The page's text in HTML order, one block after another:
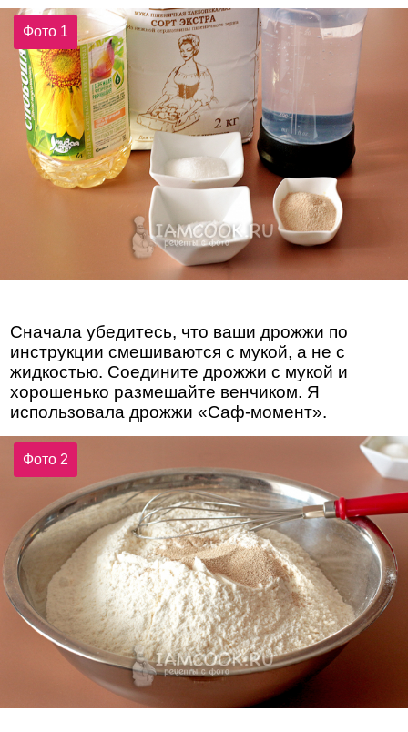
Фото 1
Сначала убедитесь, что ваши дрожжи по
инструкции смешиваются с мукой, а не с
жидкостью. Соедините дрожжи с мукой и
хорошенько размешайте венчиком. Я
использовала дрожжи «Саф-момент».
Фото 2